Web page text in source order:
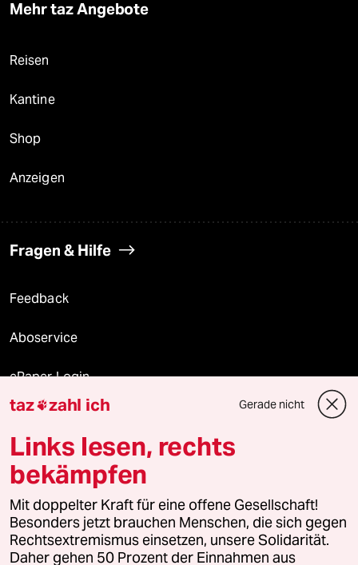
Mehr taz Angebote
Reisen
Kantine
Shop
Anzeigen
Fragen & Hilfe
Feedback
Aboservice
ePaper Login
Downloads für Abonnierende
© 2026 taz Verlags und Vertriebs GmbH
Alle Rechte vorbehalten. Bei rechtlichen Fragen oder für Genehmigungen
wenden Sie sich bitte an
lizenzen@taz.de
taz zahl ich Gerade nicht
Links lesen, rechts
bekämpfen
Mit doppelter Kraft für eine offene Gesellschaft!
Besonders jetzt brauchen Menschen, die sich gegen
Rechtsextremismus einsetzen, unsere Solidarität.
Daher gehen 50 Prozent der Einnahmen aus